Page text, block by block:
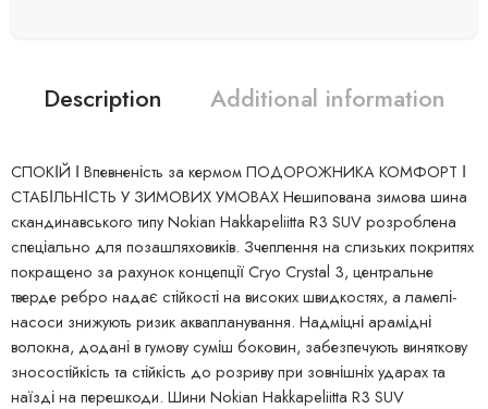
Description Additional information
СПОКІЙ І Впевненість за кермом ПОДОРОЖНИКА КОМФОРТ І
СТАБІЛЬНІСТЬ У ЗИМОВИХ УМОВАХ Нешипована зимова шина
скандинавського типу Nokian Hakkapeliitta R3 SUV розроблена
спеціально для позашляховиків. Зчеплення на слизьких покриттях
покращено за рахунок концепції Cryo Crystal 3, центральне
тверде ребро надає стійкості на високих швидкостях, а ламелі-
насоси знижують ризик аквапланування. Надміцні арамідні
волокна, додані в гумову суміш боковин, забезпечують виняткову
зносостійкість та стійкість до розриву при зовнішніх ударах та
наїзді на перешкоди. Шини Nokian Hakkapeliitta R3 SUV